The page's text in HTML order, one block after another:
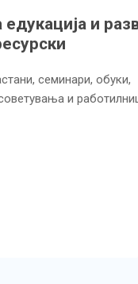
и развој на
обуки,
и работилници